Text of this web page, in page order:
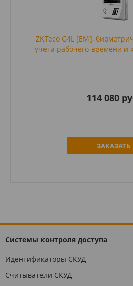
ZKTeco G4L [EM],
учета рабочего времени и
114 080
ЗАКАЗАТЬ
Системы контроля доступа
Идентификаторы СКУД
Считыватели СКУД